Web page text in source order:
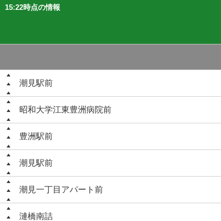
15:22時点の情報
潮見駅前
昭和大学江東豊洲病院前
豊洲駅前
潮見駅前
潮見一丁目アパート前
漣橋南詰